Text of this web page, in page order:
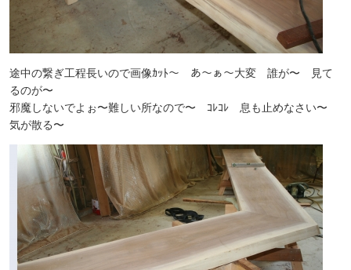
途中の繋ぎ工程長いので画像ｶｯﾄ〜 あ〜ぁ〜大変 誰が〜 見て
るのが〜
邪魔しないでよぉ〜難しい所なので〜 ｺﾚｺﾚ 息も止めなさい〜
気が散る〜